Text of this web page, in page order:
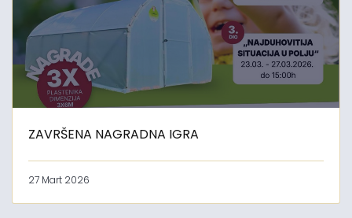
ZAVRŠENA NAGRADNA IGRA
27 Mart 2026